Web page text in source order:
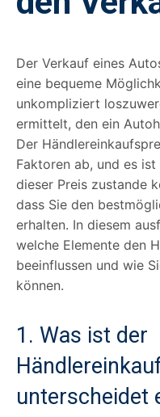
Der Verkauf eines
eine bequeme
unkompliziert
ermittelt, den ein
Der
Faktoren ab, und es
dieser Preis zustande
dass Sie den
erhalten. In diesem
welche Elemente den
beeinflussen und wie
können.
1. Was ist der
unterscheidet